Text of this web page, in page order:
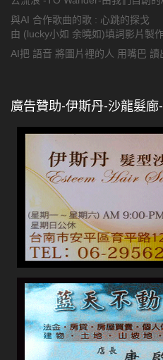
與AI 合作歌曲的歌 : 心跳的探戈
由 (lucky小如 余曉如)填詞影片製
AI把 語音 將圖片裡的人 用嘴巴 讀
廣告贊助-伊斯丹-沙龍髮廊